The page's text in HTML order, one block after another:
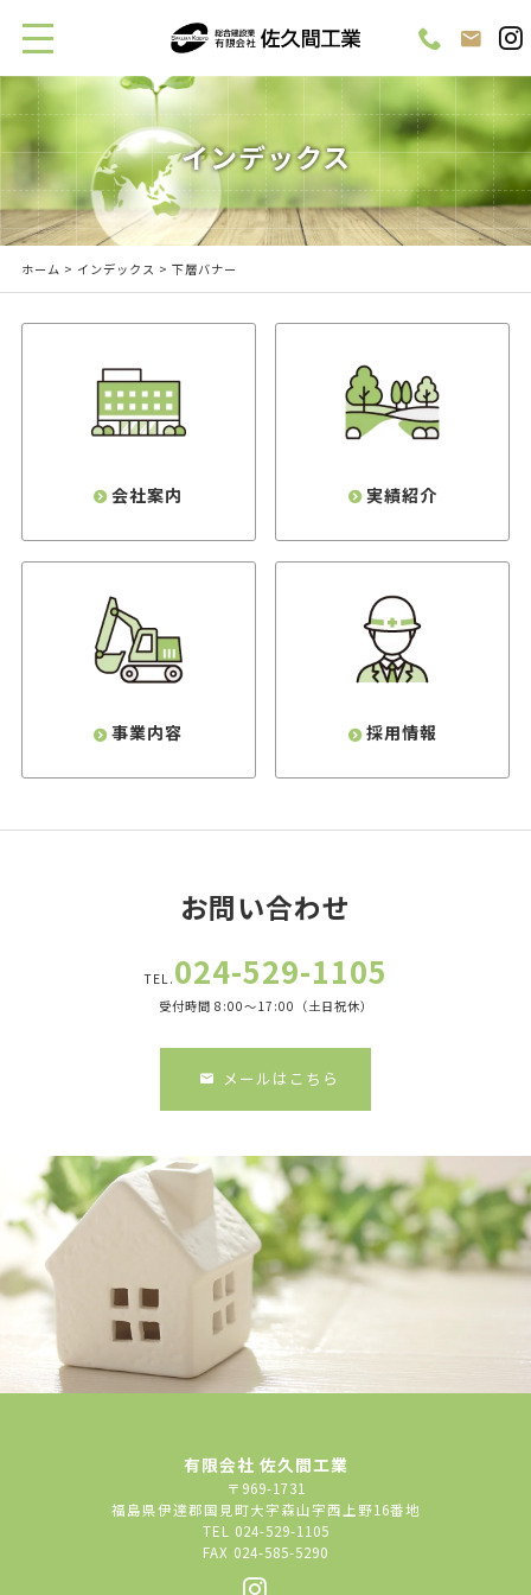
インデックス
ホーム > インデックス > 下層バナー
会社案内 実績紹介
事業内容 採用情報
お問い合わせ
TEL. 024-529-1105
受付時間 8:00～17:00（土日祝休）
メールはこちら
有限会社 佐久間工業
〒969-1731
福島県伊達郡国見町大字森山字西上野16番地
TEL 024-529-1105
FAX 024-585-5290